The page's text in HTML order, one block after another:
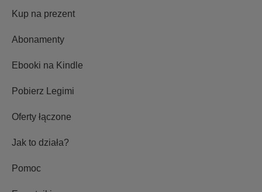
Kup na prezent
Abonamenty
Ebooki na Kindle
Pobierz Legimi
Oferty łączone
Jak to działa?
Pomoc